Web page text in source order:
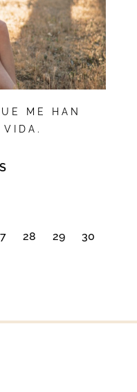
ME HAN
28 29
30